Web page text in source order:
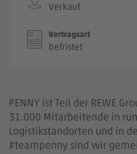
Verkauf
Vertragsart
befristet
PENNY ist Teil der REWE
31.000 Mitarbeitende in
Logistikstandorten und in
#teampenny sind wir